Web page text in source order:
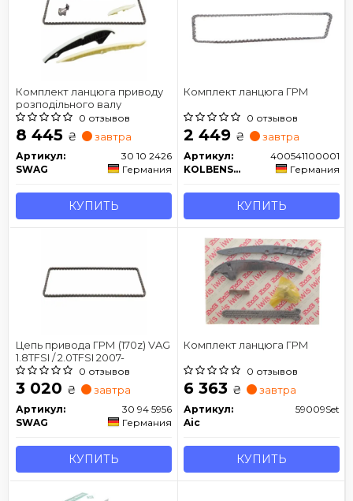
Комплект ланцюга приводу
розподільного валу
0 отзывов
8 445 ₴ завтра
Артикул:
30 10 2426
SWAG
Германия
КУПИТЬ
Комплект ланцюга ГРМ
0 отзывов
2 449 ₴ завтра
Артикул:
400541100001
KOLBENSCHMIDT
Германия
КУПИТЬ
Цепь привода ГРМ (170z) VAG
1.8TFSI / 2.0TFSI 2007-
0 отзывов
3 020 ₴ завтра
Артикул:
30 94 5956
SWAG
Германия
КУПИТЬ
Комплект ланцюга ГРМ
0 отзывов
6 363 ₴ завтра
Артикул:
59009Set
Aic
КУПИТЬ